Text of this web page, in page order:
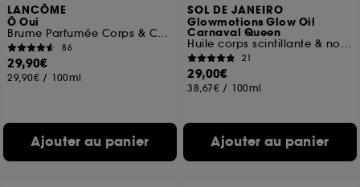
LANCÔME
Ô Oui
Brume Parfumée Corps & Cheveux
86
29,90€
29,90€ / 100ml
Ajouter au panier
SOL DE JANEIRO
Glowmotions Glow Oil
Carnaval Queen
Huile corps scintillante & nourissante
21
29,00€
38,67€ / 100ml
Ajouter au panier